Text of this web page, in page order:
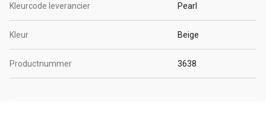
Kleurcode leverancier Pearl
Kleur Beige
Productnummer 3638